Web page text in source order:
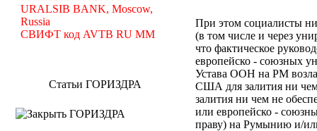
URALSIB BANK, Moscow,
Russia
СВИФТ код AVTB RU MM
Статьи ГОРИЗДРА
ГОРИЗДРА
При этом социалисты
(в том числе и через
что фактическое
европейско - союзных
Устава ООН на РМ
США для залития ни чем
залития ни чем не
или европейско -
праву) на Румынию и/